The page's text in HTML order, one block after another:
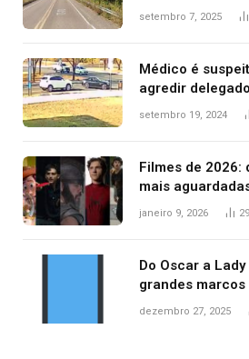
mulher morta na
setembro 7, 2025
Médico é
agredir
durante
setembro 19, 2024
Filmes de
mais
principais
janeiro 9, 2026 29
Do Oscar a
grandes
dezembro 27, 2025